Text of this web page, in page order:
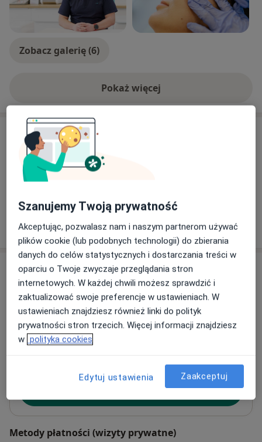
Zobacz galerię (6)
Pokaż więcejo doświadczeniu
Usługi i ceny
Konsultacja z zakresu medycyny
estetycznej
270 zł Szczegóły
W jaki sposób ustalane są ceny?
Adres
Klinika Pawlikowski
Radwańska 26, Polesie, 90-541Łódź
Dostępność
Pokaż kalendarz
Metody płatności (wizyty prywatne)
Szanujemy Twoją prywatność
Akceptując, pozwalasz nam i naszym partnerom używać
plików cookie (lub podobnych technologii) do zbierania
danych do celów statystycznych i dostarczania treści w
oparciu o Twoje zwyczaje przeglądania stron
internetowych. W każdej chwili możesz sprawdzić i
zaktualizować swoje preferencje w ustawieniach. W
ustawieniach znajdziesz również linki do polityk
prywatności stron trzecich. Więcej informacji znajdziesz
w polityka cookies
Edytuj ustawienia Zaakceptuj